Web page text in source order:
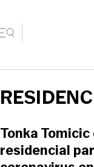
Tonka
residencial